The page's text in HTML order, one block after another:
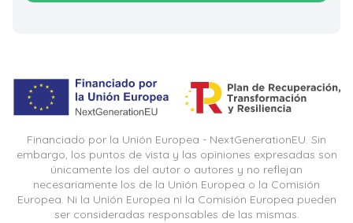
Financiado por la Unión Europea - NextGenerationEU. Sin
embargo, los puntos de vista y las opiniones expresadas son
únicamente los del autor o autores y no reflejan
necesariamente los de la Unión Europea o la Comisión
Europea. Ni la Unión Europea ni la Comisión Europea pueden
ser consideradas responsables de las mismas.